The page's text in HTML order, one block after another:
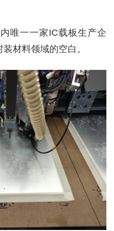
唯一一家IC载板生产企
材料领域的空白。